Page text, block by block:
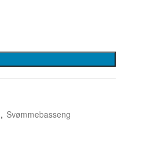
, Svømmebasseng